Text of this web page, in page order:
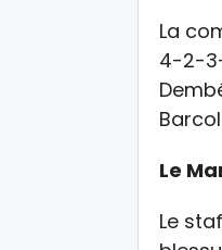
La
4-2-
Le
Le